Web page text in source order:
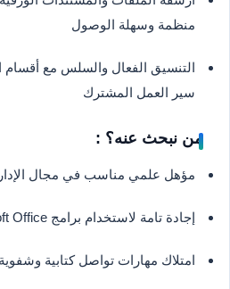
منظمة وسهلة الوصول
التنسيق الفعال والسلس مع أقسام
سير العمل المشترك
من نبحث عنه؟ :
مؤهل علمي مناسب في مجال
إجادة تامة لاستخدام برامج Microsoft Office بطلاقة ودقة
امتلاك مهارات تواصل كتابية